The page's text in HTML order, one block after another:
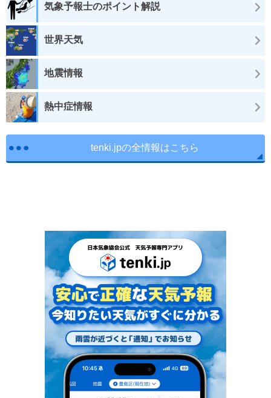
気象予報士のポイント解説
世界天気
地震情報
熱中症情報
tenki.jpの全情報はこちら